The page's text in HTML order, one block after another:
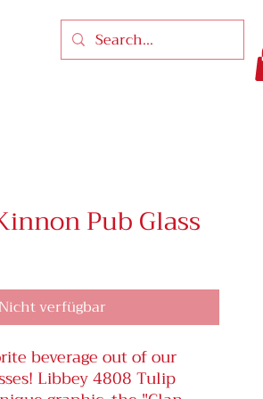
Pub Glass
Nicht verfügbar
beverage out of our
Libbey 4808 Tulip